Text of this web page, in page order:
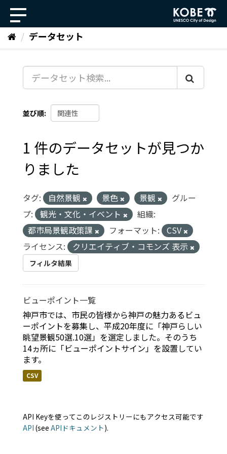
ッ
データセット
並び順
1 件のデータセットが見つか
りました
タグ: 自然景観 景色 景観
グルー
プ:
観光・文化・イベント
組織:
都市局景観政策課
フォーマット:
CSV
ライセンス:
クリエイティブ・コモンズ 表示
フィルタ結果
ビューポイント一覧
神戸市では、市民の皆様から神戸の魅力あるビュ
ーポイントを募集し、平成20年度に「神戸らしい
眺望景観50選.10選」を選定しました。そのうち
14ヵ所に「ビューポイントサイン」を設置してい
ます。
CSV
API Keyを使ってこのレジストリーにもアクセス可能です
API (see APIドキュメント).